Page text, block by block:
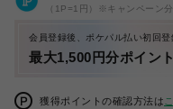
（1P=1円）※キャンペーン分
会員登録後、ポケパル払い初回
最大1,500円分ポイン
獲得ポイントの確認方法は